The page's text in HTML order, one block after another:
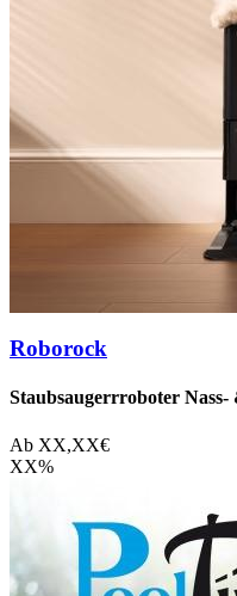
Roborock
Staubsaugerrroboter
Ab XX,XX€
XX%